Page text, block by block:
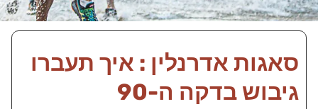
סאגות אדרנלין : איך תעברו
גיבוש בדקה ה-90